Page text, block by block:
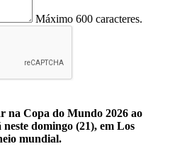
Máximo 600 caracteres.
na Copa do Mundo 2026 ao
domingo (21), em Los
mundial.